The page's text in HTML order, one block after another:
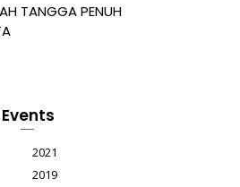
TANGGA PENUH
Events
2021
2019